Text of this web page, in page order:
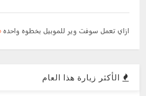
ازاي تعمل سوفت وير للموبيل بخطوه واحده
الأكثر زيارة هذا العام